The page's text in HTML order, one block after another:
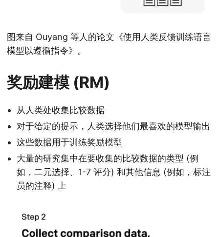
图来自 Ouyang 等人的论文《使用人类反馈训练语言
模型以遵循指令》。
奖励建模 (RM)
从人类处收集比较数据
对于给定的提示，人类选择他们最喜欢的模型输出
这些数据用于训练奖励模型
大量的研究集中在要收集的比较数据的类型 (例
如，二元选择、1-7 评分) 和其他信息 (例如，标注
员的注释) 上